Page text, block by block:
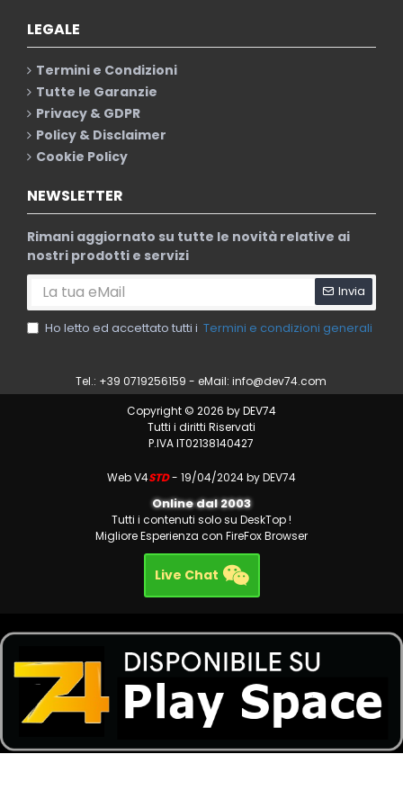
LEGALE
Termini e Condizioni
Tutte le Garanzie
Privacy & GDPR
Policy & Disclaimer
Cookie Policy
NEWSLETTER
Rimani aggiornato su tutte le novità relative ai
nostri prodotti e servizi
Invia
Ho letto ed accettato tutti i Termini e condizioni generali
Tel.: +39 0719256159 - eMail:info@dev74.com
Copyright © 2026 by DEV74
Tutti i diritti Riservati
P.IVA IT02138140427
Web V4STD- 19/04/2024 by DEV74
Online dal 2003
Tutti i contenuti solo su DeskTop !
Migliore Esperienza con FireFox Browser
Live Chat